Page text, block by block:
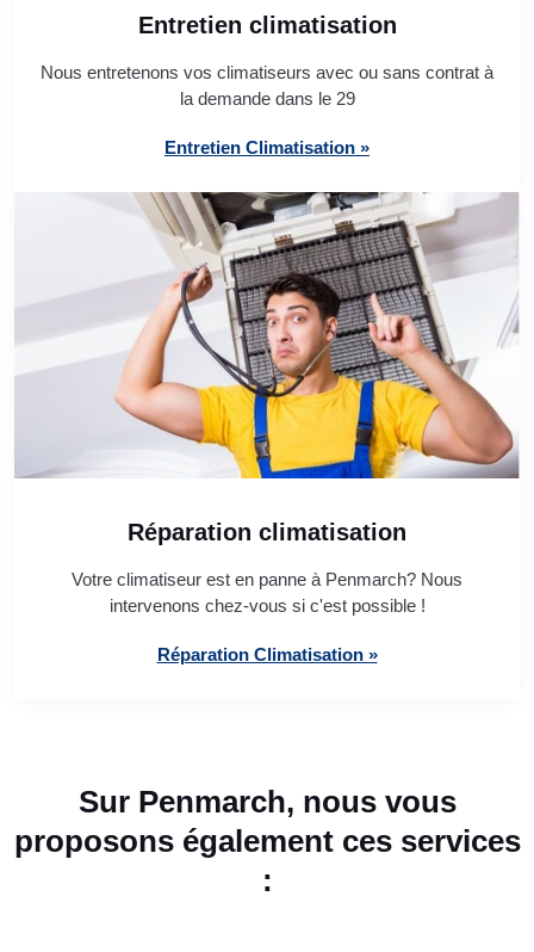
Entretien climatisation
Nous entretenons vos climatiseurs avec ou sans contrat à
la demande dans le 29
Entretien Climatisation »
Réparation climatisation
Votre climatiseur est en panne à Penmarch? Nous
intervenons chez-vous si c'est possible !
Réparation Climatisation »
Sur Penmarch, nous vous
proposons également ces services
: